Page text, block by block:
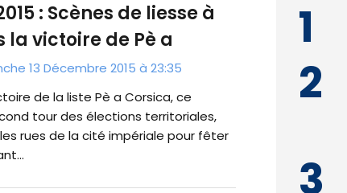
: Scènes de liesse à
victoire de Pè a
13 Décembre 2015 à 23:35
de la liste Pè a Corsica, ce
tour des élections territoriales,
rues de la cité impériale pour fêter